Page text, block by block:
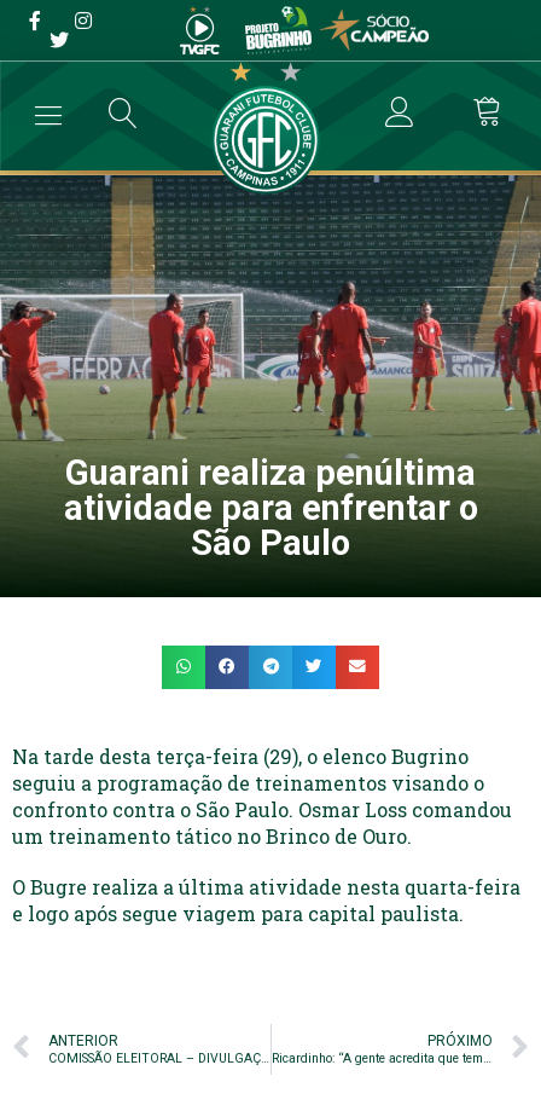
Guarani realiza penúltima
atividade para enfrentar o
São Paulo
→ Futebol Profissional → Guarani realiza penúltima atividade para
Guarani realiza penúltima
atividade para enfrentar o
São Paulo
Na tarde desta terça-feira (29), o elenco Bugrino
seguiu a programação de treinamentos visando o
confronto contra o São Paulo. Osmar Loss comandou
um treinamento tático no Brinco de Ouro.
O Bugre realiza a última atividade nesta quarta-feira
e logo após segue viagem para capital paulista.
ANTERIOR
COMISSÃO ELEITORAL – DIVULGAÇÃO DAS CHAPAS
PRÓXIMO
Ricardinho: “A gente acredita que tem tudo para fazer um grande jogo”